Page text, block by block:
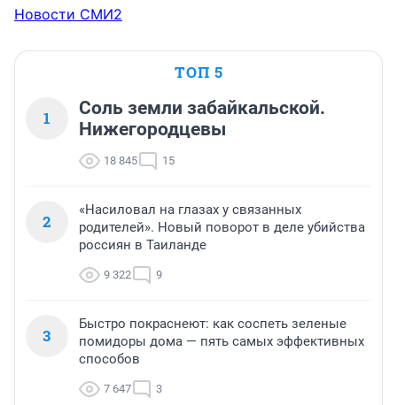
Новости СМИ2
ТОП 5
1
Соль земли забайкальской.
Нижегородцевы
18 845 15
2
«Насиловал на глазах у связанных
родителей». Новый поворот в деле убийства
россиян в Таиланде
9 322 9
3
Быстро покраснеют: как соспеть зеленые
помидоры дома — пять самых эффективных
способов
7 647 3